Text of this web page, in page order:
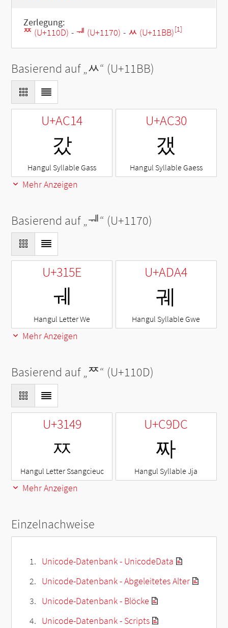
Zerlegung:
ᄍ (U+110D) - ᅰ (U+1170) - ᆻ (U+11BB)[1]
Basierend auf „ᆻ“ (U+11BB)
U+AC14
갔
Hangul Syllable Gass
U+AC30
갰
Hangul Syllable Gaess
Mehr Anzeigen
Basierend auf „ᅰ“ (U+1170)
U+315E
ㅞ
Hangul Letter We
U+ADA4
궤
Hangul Syllable Gwe
Mehr Anzeigen
Basierend auf „ᄍ“ (U+110D)
U+3149
ㅉ
Hangul Letter Ssangcieuc
U+C9DC
짜
Hangul Syllable Jja
Mehr Anzeigen
Einzelnachweise
Unicode-Datenbank - UnicodeData
Unicode-Datenbank - Abgeleitetes Alter
Unicode-Datenbank - Blöcke
Unicode-Datenbank - Scripts